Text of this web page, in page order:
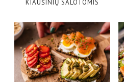
KIAUŠINIŲ SALOTOMIS